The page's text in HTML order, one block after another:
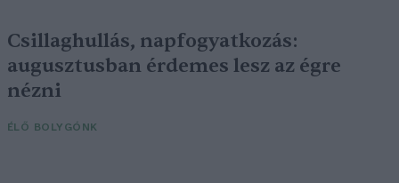
Csillaghullás, napfogyatkozás:
augusztusban érdemes lesz az égre
nézni
ÉLŐ BOLYGÓNK